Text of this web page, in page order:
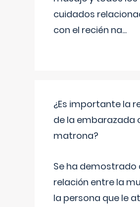
cuidados
con el recién na...
¿Es importante la
de la embarazada
matrona?
Se ha demostrado
relación entre la
la persona que le